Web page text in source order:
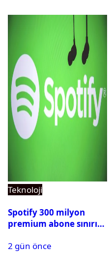
Teknoloji
Spotify 300 milyon
premium abone sınırını
2 gün önce